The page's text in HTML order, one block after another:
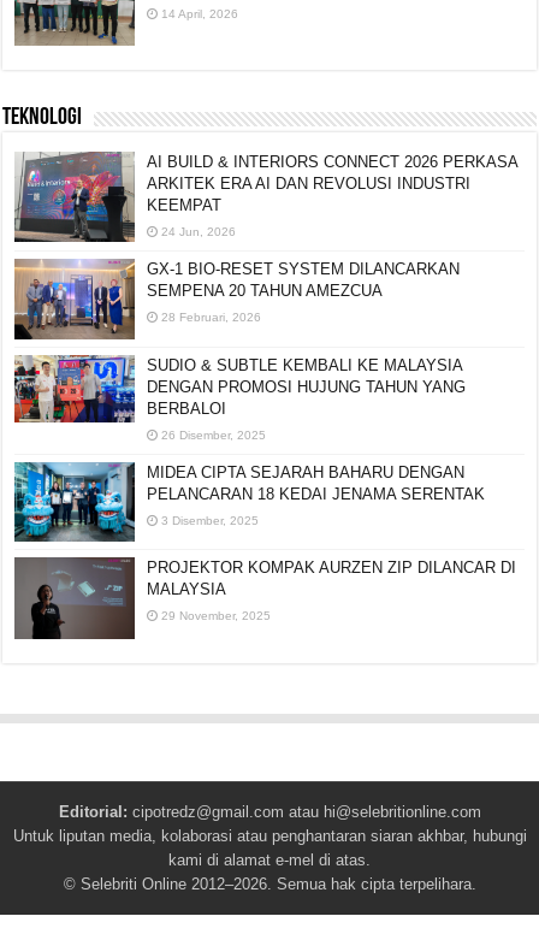
14 April, 2026
TEKNOLOGI
AI BUILD & INTERIORS CONNECT 2026 PERKASA
ARKITEK ERA AI DAN REVOLUSI INDUSTRI
KEEMPAT
24 Jun, 2026
GX-1 BIO-RESET SYSTEM DILANCARKAN
SEMPENA 20 TAHUN AMEZCUA
28 Februari, 2026
SUDIO & SUBTLE KEMBALI KE MALAYSIA
DENGAN PROMOSI HUJUNG TAHUN YANG
BERBALOI
26 Disember, 2025
MIDEA CIPTA SEJARAH BAHARU DENGAN
PELANCARAN 18 KEDAI JENAMA SERENTAK
3 Disember, 2025
PROJEKTOR KOMPAK AURZEN ZIP DILANCAR DI
MALAYSIA
29 November, 2025
Editorial: cipotredz@gmail.com atau hi@selebritionline.com
Untuk liputan media, kolaborasi atau penghantaran siaran akhbar, hubungi
kami di alamat e-mel di atas.
© Selebriti Online 2012–2026. Semua hak cipta terpelihara.